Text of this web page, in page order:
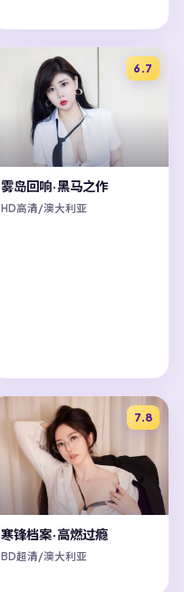
6.7
雾岛回响·黑马之作
HD高清/澳大利亚
7.8
寒锋档案·高燃过瘾
BD超清/澳大利亚